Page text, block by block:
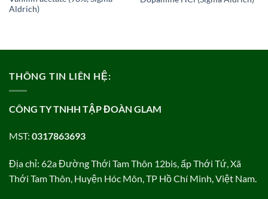
Aldrich)
THÔNG TIN LIÊN HỆ:
CÔNG TY TNHH TẬP ĐOÀN GLAM
MST: 0317863693
Địa chỉ: 62a Đường Thới Tam Thôn 12bis, ấp Thới Tứ, Xã
Thới Tam Thôn, Huyện Hóc Môn, TP Hồ Chí Minh, Việt Nam.